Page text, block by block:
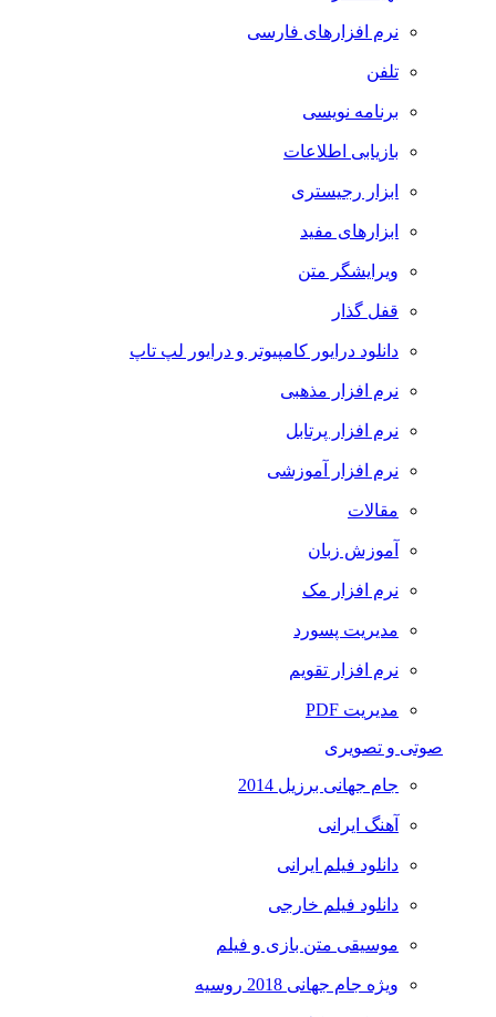
نرم افزارهای فارسی
تلفن
برنامه نویسی
بازیابی اطلاعات
ابزار رجیستری
ابزارهای مفید
ویرایشگر متن
قفل گذار
دانلود درایور کامپیوتر و درایور لپ تاپ
نرم افزار مذهبی
نرم افزار پرتابل
نرم افزار آموزشی
مقالات
آموزش زبان
نرم افزار مک
مدیریت پسورد
نرم افزار تقویم
مدیریت PDF
صوتی و تصویری
جام جهانی برزیل 2014
آهنگ ایرانی
دانلود فیلم ایرانی
دانلود فیلم خارجی
موسیقی متن بازی و فیلم
ویژه جام جهانی 2018 روسیه